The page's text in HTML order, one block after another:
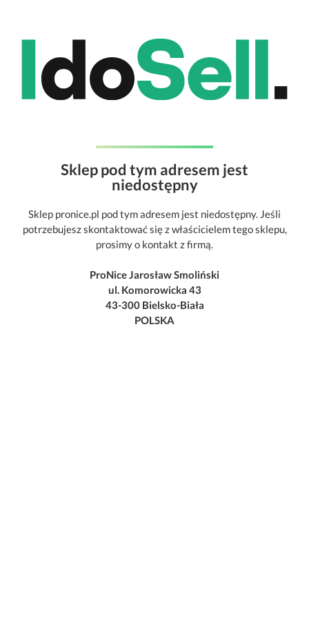
Sklep pod tym adresem jest
niedostępny
Sklep pronice.pl pod tym adresem jest niedostępny. Jeśli
potrzebujesz skontaktować się z właścicielem tego sklepu,
prosimy o kontakt z firmą.
ProNice Jarosław Smoliński
ul. Komorowicka 43
43-300 Bielsko-Biała
POLSKA